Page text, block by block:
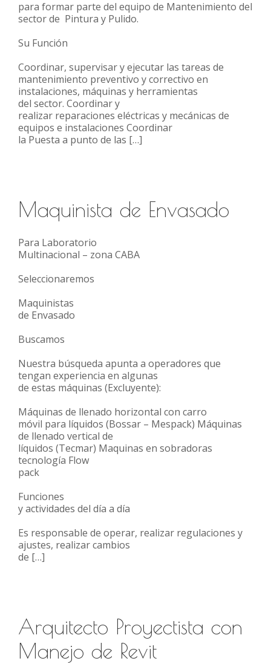
para formar parte del equipo de Mantenimiento del
sector de Pintura y Pulido.
Su Función
Coordinar, supervisar y ejecutar las tareas de
mantenimiento preventivo y correctivo en
instalaciones, máquinas y herramientas
del sector. Coordinar y
realizar reparaciones eléctricas y mecánicas de
equipos e instalaciones Coordinar
la Puesta a punto de las […]
Maquinista de Envasado
Para Laboratorio
Multinacional – zona CABA
Seleccionaremos
Maquinistas
de Envasado
Buscamos
Nuestra búsqueda apunta a operadores que
tengan experiencia en algunas
de estas máquinas (Excluyente):
Máquinas de llenado horizontal con carro
móvil para líquidos (Bossar – Mespack) Máquinas
de llenado vertical de
líquidos (Tecmar) Maquinas en sobradoras
tecnología Flow
pack
Funciones
y actividades del día a día
Es responsable de operar, realizar regulaciones y
ajustes, realizar cambios
de […]
Arquitecto Proyectista con
Manejo de Revit